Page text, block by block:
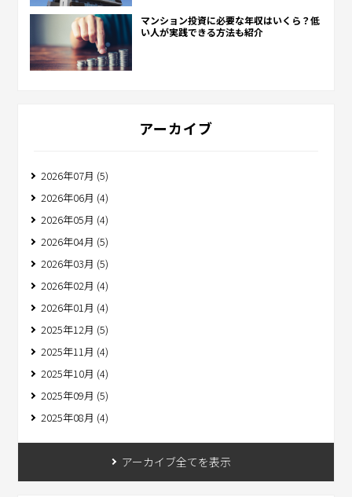
マンション投資に必要な年収はいくら？低
い人が実践できる方法も紹介
アーカイブ
2026年07月 (5)
2026年06月 (4)
2026年05月 (4)
2026年04月 (5)
2026年03月 (5)
2026年02月 (4)
2026年01月 (4)
2025年12月 (5)
2025年11月 (4)
2025年10月 (4)
2025年09月 (5)
2025年08月 (4)
アーカイブ全てを表示